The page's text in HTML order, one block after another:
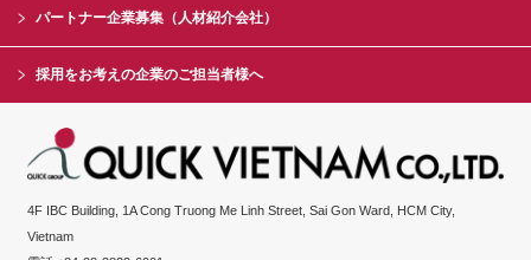
パートナー企業募集（人材紹介会社）
採用をお考えの企業のご担当者様へ
4F IBC Building, 1A Cong Truong Me Linh Street, Sai Gon Ward, HCM City,
Vietnam